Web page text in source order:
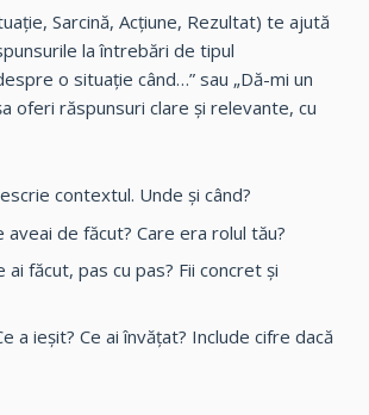
Sarcină, Acțiune, Rezultat) te ajută
la întrebări de tipul
o situație când…” sau „Dă-mi un
oferi răspunsuri clare și relevante, cu
contextul. Unde și când?
aveai de făcut? Care era rolul tău?
ai făcut, pas cu pas? Fii concret și
a ieșit? Ce ai învățat? Include cifre dacă